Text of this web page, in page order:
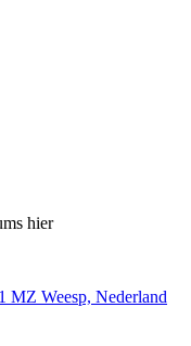
hier
MZ Weesp, Nederland